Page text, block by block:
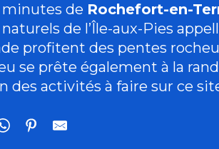
de Rochefort-en-
de l’Île-aux-Pies
profitent des pentes
se prête également à la
des activités à faire sur ce